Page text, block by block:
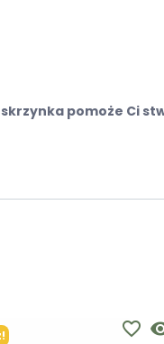
pomoże Ci
favorite_border